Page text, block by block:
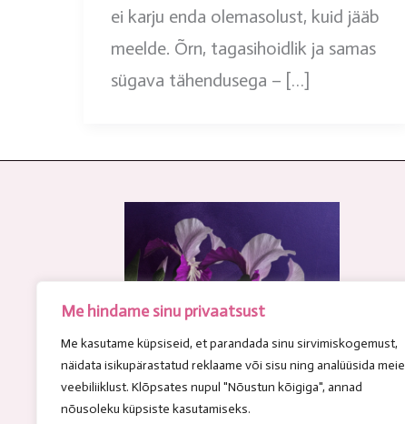
Me hindame sinu privaatsust
Me kasutame küpsiseid, et parandada sinu sirvimiskogemust,
näidata isikupärastatud reklaame või sisu ning analüüsida meie
veebiliiklust. Klõpsates nupul "Nõustun kõigiga", annad
nõusoleku küpsiste kasutamiseks.
ei karju enda olemasolust, kuid jääb
meelde. Õrn, tagasihoidlik ja samas
sügava tähendusega – […]